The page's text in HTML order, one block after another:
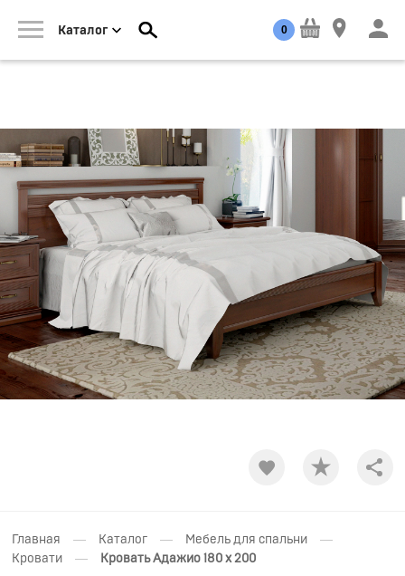
Каталог 0
Главная — Каталог — Мебель для спальни —
Кровати — Кровать Адажио 180 х 200